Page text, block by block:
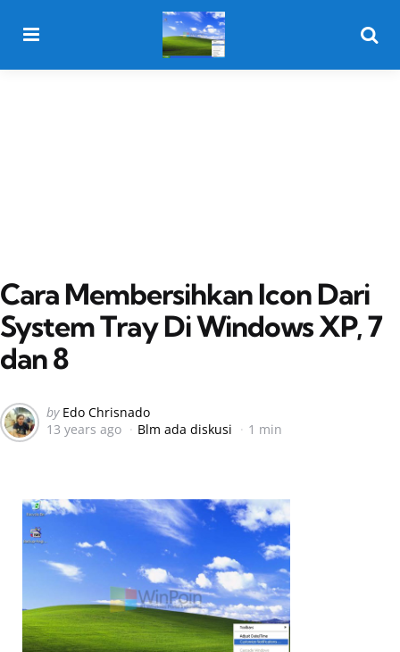
Cara Membersihkan Icon Dari
System Tray Di Windows XP, 7
dan 8
Posted
by
by Edo Chrisnado
13 years ago
Blm ada diskusi 1 min